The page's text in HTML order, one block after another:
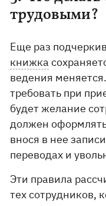
трудовыми?
Еще раз
книжка
ведения
требовать при
будет желание
должен
внося в нее
переводах и
Эти правила
тех сотрудников,